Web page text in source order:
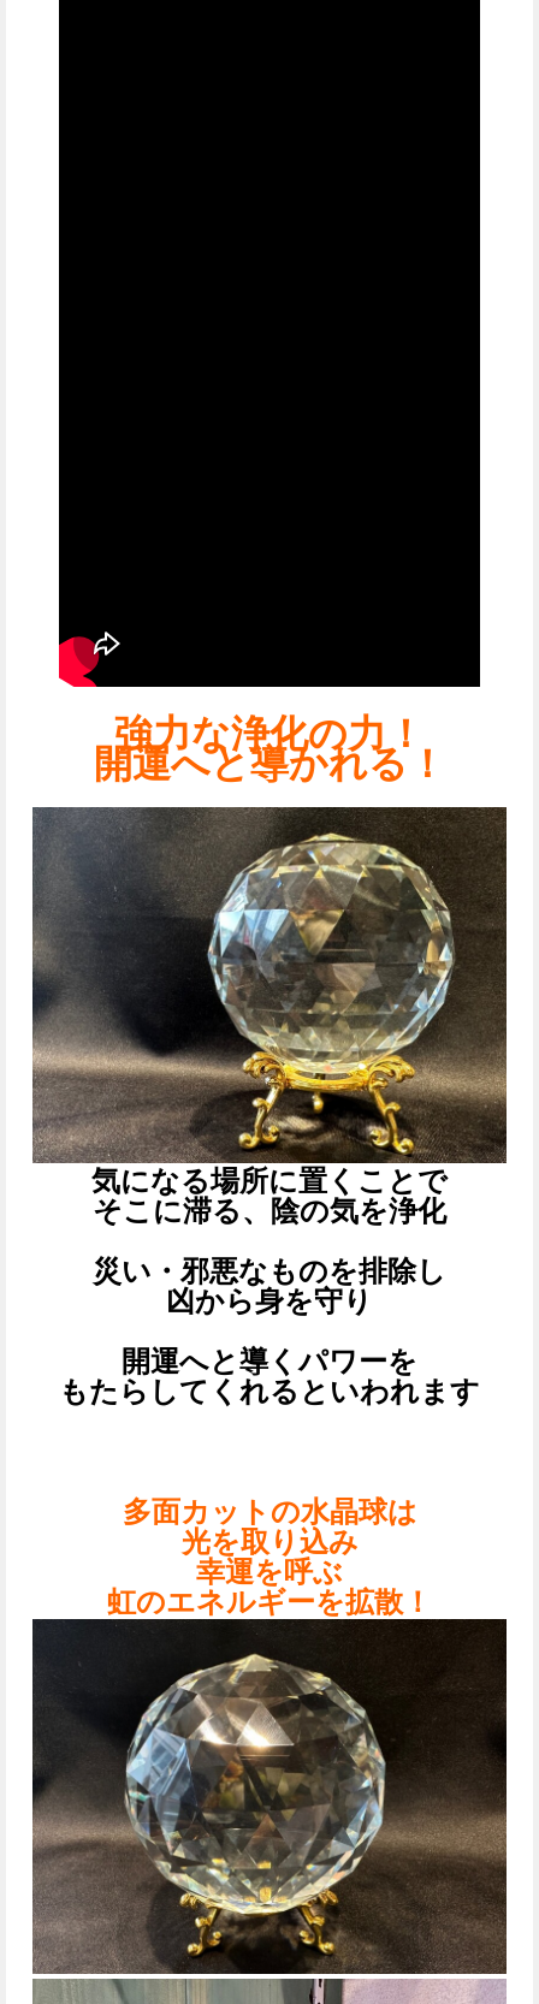
強力な浄化の力！
開運へと導かれる！
気になる場所に置くことで
そこに滞る、陰の気を浄化
災い・邪悪なものを排除し
凶から身を守り
開運へと導くパワーを
もたらしてくれるといわれます
多面カットの水晶球は
光を取り込み
幸運を呼ぶ
虹のエネルギーを拡散！